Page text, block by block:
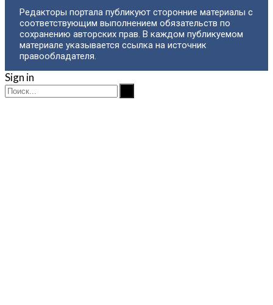
Редакторы портала публикуют сторонние материалы с
соответствующим выполнением обязательств по
сохранению авторских прав. В каждом публикуемом
материале указывается ссылка на источник
правообладателя.
Sign in